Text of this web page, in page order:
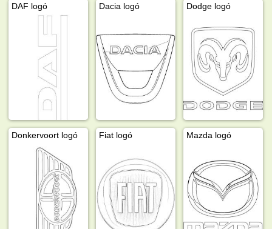
DAF logó Dacia logó Dodge logó
Donkervoort logó Fiat logó Mazda logó